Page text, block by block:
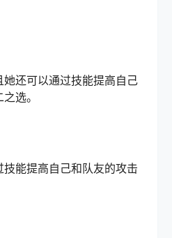
还可以通过技能提高自己
选。
能提高自己和队友的攻击